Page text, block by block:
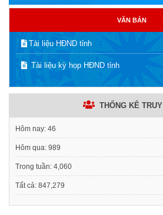
VĂN BẢN
Tài liệu HĐND tỉnh
Tài liệu kỳ họp HĐND tỉnh
THỐNG KÊ
Hôm nay: 46
Hôm qua: 989
Trong tuần: 4,060
Tất cả: 847,279